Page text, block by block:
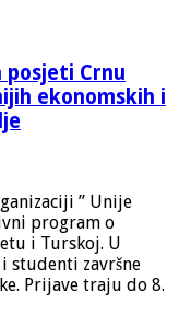
posjeti Crnu
ekonomskih i
” Unije
program o
i Turskoj. U
studenti završne
Prijave traju do 8.